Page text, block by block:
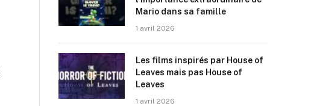
Mario dans sa famille
1 avril 2026
Les films inspirés par House of
Leaves mais pas House of
Leaves
1 avril 2026